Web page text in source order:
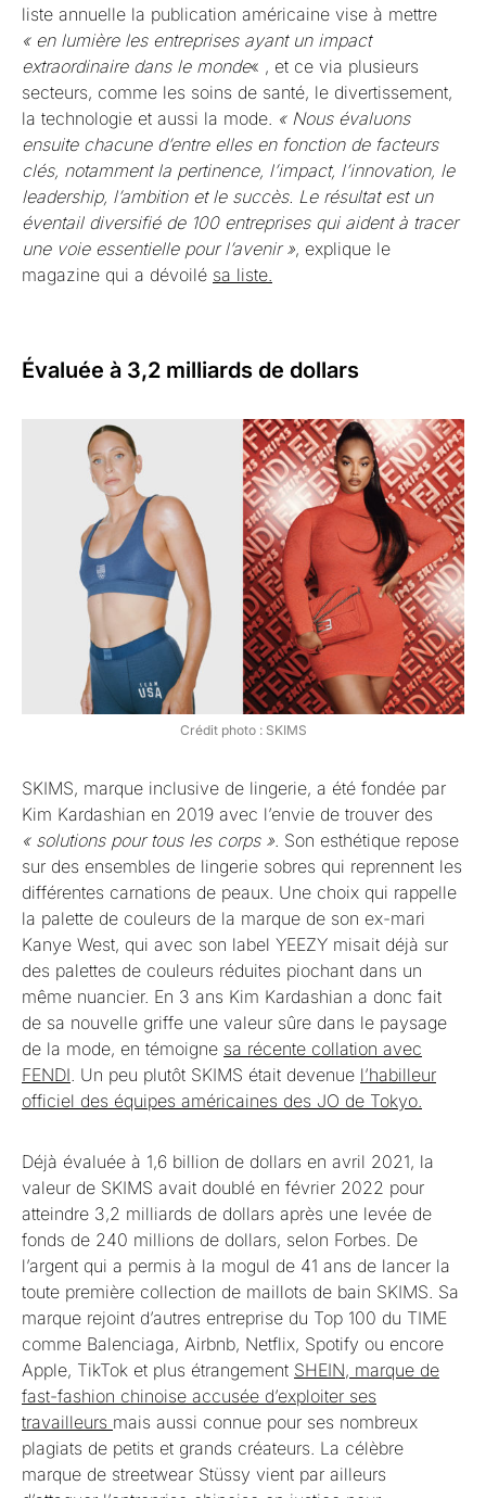
liste annuelle la publication américaine vise à mettre
« en lumière les entreprises ayant un impact
extraordinaire dans le monde« , et ce via plusieurs
secteurs, comme les soins de santé, le divertissement,
la technologie et aussi la mode. « Nous évaluons
ensuite chacune d’entre elles en fonction de facteurs
clés, notamment la pertinence, l’impact, l’innovation, le
leadership, l’ambition et le succès. Le résultat est un
éventail diversifié de 100 entreprises qui aident à tracer
une voie essentielle pour l’avenir », explique le
magazine qui a dévoilé sa liste.
Évaluée à 3,2 milliards de dollars
Crédit photo : SKIMS
SKIMS, marque inclusive de lingerie, a été fondée par
Kim Kardashian en 2019 avec l’envie de trouver des
« solutions pour tous les corps ». Son esthétique repose
sur des ensembles de lingerie sobres qui reprennent les
différentes carnations de peaux. Une choix qui rappelle
la palette de couleurs de la marque de son ex-mari
Kanye West, qui avec son label YEEZY misait déjà sur
des palettes de couleurs réduites piochant dans un
même nuancier. En 3 ans Kim Kardashian a donc fait
de sa nouvelle griffe une valeur sûre dans le paysage
de la mode, en témoigne sa récente collation avec
FENDI. Un peu plutôt SKIMS était devenue l’habilleur
officiel des équipes américaines des JO de Tokyo.
Déjà évaluée à 1,6 billion de dollars en avril 2021, la
valeur de SKIMS avait doublé en février 2022 pour
atteindre 3,2 milliards de dollars après une levée de
fonds de 240 millions de dollars, selon Forbes. De
l’argent qui a permis à la mogul de 41 ans de lancer la
toute première collection de maillots de bain SKIMS. Sa
marque rejoint d’autres entreprise du Top 100 du TIME
comme Balenciaga, Airbnb, Netflix, Spotify ou encore
Apple, TikTok et plus étrangement SHEIN, marque de
fast-fashion chinoise accusée d’exploiter ses
travailleurs mais aussi connue pour ses nombreux
plagiats de petits et grands créateurs. La célèbre
marque de streetwear Stüssy vient par ailleurs